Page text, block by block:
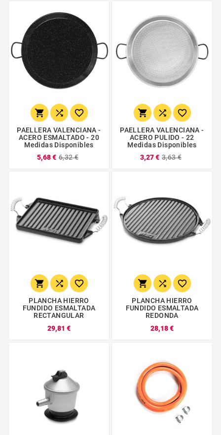
  
PAELLERA VALENCIANA -
ACERO ESMALTADO - 20
Medidas Disponibles
5,68 € 6,32 €
  
PAELLERA VALENCIANA -
ACERO PULIDO - 22
Medidas Disponibles
3,27 € 3,63 €
  
PLANCHA HIERRO
FUNDIDO ESMALTADA
RECTANGULAR
29,81 €
  
PLANCHA HIERRO
FUNDIDO ESMALTADA
REDONDA
28,18 €